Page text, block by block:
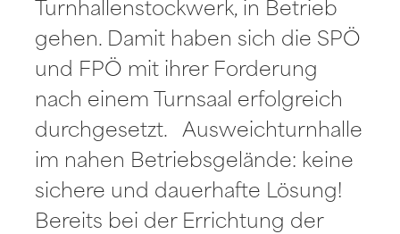
Turnhallenstockwerk, in Betrieb
gehen. Damit haben sich die SPÖ
und FPÖ mit ihrer Forderung
nach einem Turnsaal erfolgreich
durchgesetzt. Ausweichturnhalle
im nahen Betriebsgelände: keine
sichere und dauerhafte Lösung!
Bereits bei der Errichtung der